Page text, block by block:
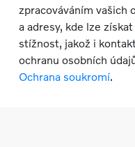
zpracováváním vašich
a adresy, kde lze
stížnost, jakož i
ochranu osobních
Ochrana soukromí.